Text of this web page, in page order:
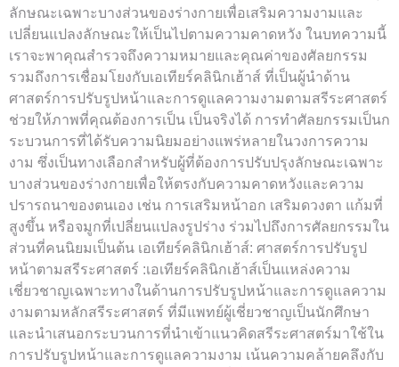
ลักษณะเฉพาะบางส่วนของร่างกายเพื่อเสริมความงามและ
เปลี่ยนแปลงลักษณะให้เป็นไปตามความคาดหวัง ในบทความนี้
เราจะพาคุณสำรวจถึงความหมายและคุณค่าของศัลยกรรม
รวมถึงการเชื่อมโยงกับเอเทียร์คลินิกเฮ้าส์ ที่เป็นผู้นำด้าน
ศาสตร์การปรับรูปหน้าและการดูแลความงามตามสรีระศาสตร์
ช่วยให้ภาพที่คุณต้องการเป็น เป็นจริงได้ การทำศัลยกรรมเป็นก
ระบวนการที่ได้รับความนิยมอย่างแพร่หลายในวงการความ
งาม ซึ่งเป็นทางเลือกสำหรับผู้ที่ต้องการปรับปรุงลักษณะเฉพาะ
บางส่วนของร่างกายเพื่อให้ตรงกับความคาดหวังและความ
ปรารถนาของตนเอง เช่น การเสริมหน้าอก เสริมดวงตา แก้มที่
สูงขึ้น หรือจมูกที่เปลี่ยนแปลงรูปร่าง ร่วมไปถึงการศัลยกรรมใน
ส่วนที่คนนิยมเป็นต้น เอเทียร์คลินิกเฮ้าส์: ศาสตร์การปรับรูป
หน้าตามสรีระศาสตร์ :เอเทียร์คลินิกเฮ้าส์เป็นแหล่งความ
เชี่ยวชาญเฉพาะทางในด้านการปรับรูปหน้าและการดูแลความ
งามตามหลักสรีระศาสตร์ ที่มีแพทย์ผู้เชี่ยวชาญเป็นนักศึกษา
และนำเสนอกระบวนการที่นำเข้าแนวคิดสรีระศาสตร์มาใช้ใน
การปรับรูปหน้าและการดูแลความงาม เน้นความคล้ายคลึงกับ